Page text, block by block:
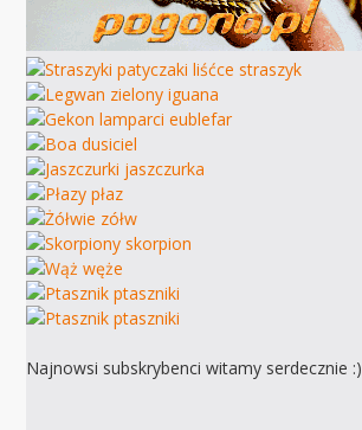
Najnowsi subskrybenci witamy serdecznie :)